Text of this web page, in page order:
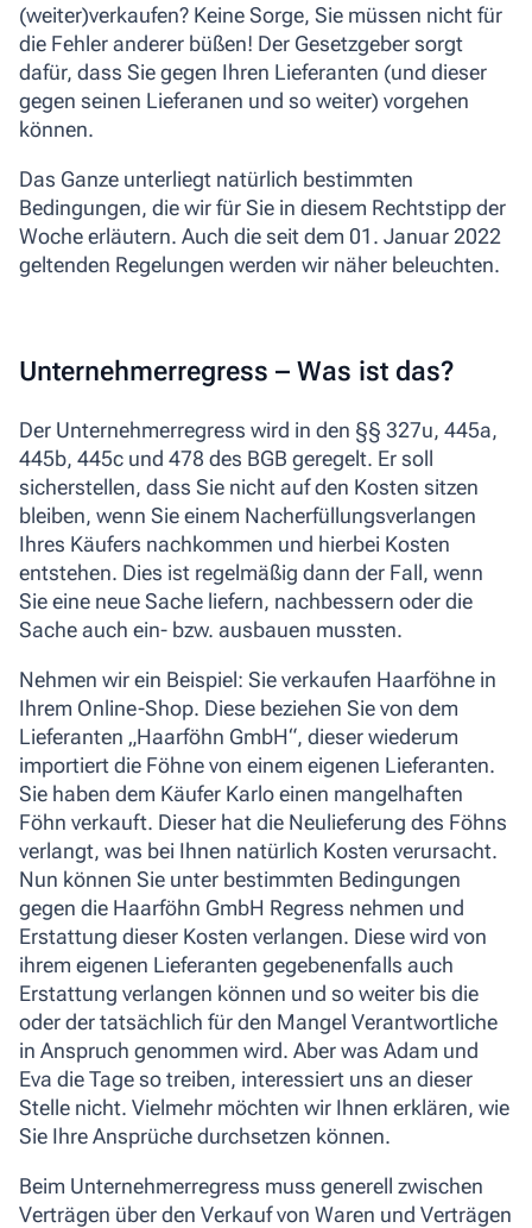
(weiter)verkaufen? Keine Sorge, Sie müssen nicht für
die Fehler anderer büßen! Der Gesetzgeber sorgt
dafür, dass Sie gegen Ihren Lieferanten (und dieser
gegen seinen Lieferanen und so weiter) vorgehen
können.
Das Ganze unterliegt natürlich bestimmten
Bedingungen, die wir für Sie in diesem Rechtstipp der
Woche erläutern. Auch die seit dem 01. Januar 2022
geltenden Regelungen werden wir näher beleuchten.
Unternehmerregress – Was ist das?
Der Unternehmerregress wird in den §§ 327u, 445a,
445b, 445c und 478 des BGB geregelt. Er soll
sicherstellen, dass Sie nicht auf den Kosten sitzen
bleiben, wenn Sie einem Nacherfüllungsverlangen
Ihres Käufers nachkommen und hierbei Kosten
entstehen. Dies ist regelmäßig dann der Fall, wenn
Sie eine neue Sache liefern, nachbessern oder die
Sache auch ein- bzw. ausbauen mussten.
Nehmen wir ein Beispiel: Sie verkaufen Haarföhne in
Ihrem Online-Shop. Diese beziehen Sie von dem
Lieferanten „Haarföhn GmbH“, dieser wiederum
importiert die Föhne von einem eigenen Lieferanten.
Sie haben dem Käufer Karlo einen mangelhaften
Föhn verkauft. Dieser hat die Neulieferung des Föhns
verlangt, was bei Ihnen natürlich Kosten verursacht.
Nun können Sie unter bestimmten Bedingungen
gegen die Haarföhn GmbH Regress nehmen und
Erstattung dieser Kosten verlangen. Diese wird von
ihrem eigenen Lieferanten gegebenenfalls auch
Erstattung verlangen können und so weiter bis die
oder der tatsächlich für den Mangel Verantwortliche
in Anspruch genommen wird. Aber was Adam und
Eva die Tage so treiben, interessiert uns an dieser
Stelle nicht. Vielmehr möchten wir Ihnen erklären, wie
Sie Ihre Ansprüche durchsetzen können.
Beim Unternehmerregress muss generell zwischen
Verträgen über den Verkauf von Waren und Verträgen